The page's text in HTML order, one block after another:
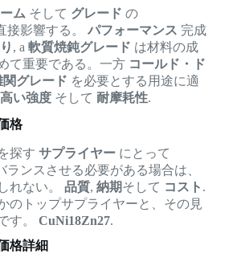
ムそして グレード の
接影響する。 パフォーマンス 完成
, a 軟質焼鈍グレード は材料の成
て重要である。一方 コールド・ド
関グレード を必要とする用途に適
い強度そして 耐摩耗性.
格
探す サプライヤーにとって
ランスさせる必要がある場合は、
れない。 品質, 納期そして コスト .
のトップサプライヤーと、その見
す。 CuNi18Zn27.
格詳細